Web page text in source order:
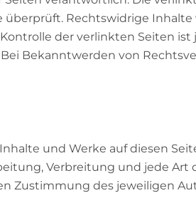
überprüft. Rechtswidrige
der verlinkten Seiten
Bekanntwerden von
und Werke auf diesen
Verbreitung und jede Art
Zustimmung des jeweiligen